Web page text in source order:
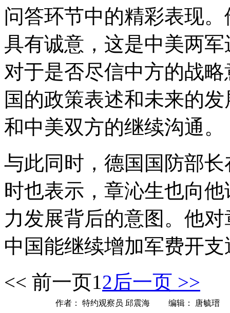
问答环节中的精彩表现
具有诚意，这是中美两
对于是否尽信中方的战
国的政策表述和未来的
和中美双方的继续沟通。
与此同时，德国国防部
时也表示，章沁生也向
力发展背后的意图。他
中国能继续增加军费开
<< 前一页12后一页 >>
作者： 特约观察员 邱震海 编辑： 唐毓瑨